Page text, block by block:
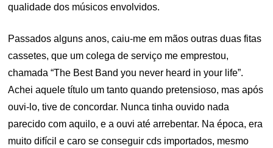
qualidade dos músicos envolvidos.
Passados alguns anos, caiu-me em mãos outras duas fitas
cassetes, que um colega de serviço me emprestou,
chamada “The Best Band you never heard in your life”.
Achei aquele título um tanto quando pretensioso, mas após
ouvi-lo, tive de concordar. Nunca tinha ouvido nada
parecido com aquilo, e a ouvi até arrebentar. Na época, era
muito difícil e caro se conseguir cds importados, mesmo